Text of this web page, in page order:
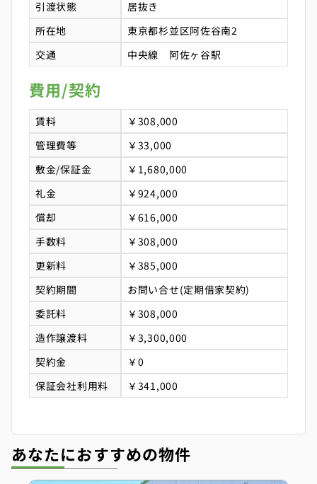
引渡状態
居抜き
所在地
東京都杉並区阿佐谷南2
交通
中央線 阿佐ヶ谷駅
費用/契約
賃料
￥308,000
管理費等
￥33,000
敷金/保証金
￥1,680,000
礼金
￥924,000
償却
￥616,000
手数料
￥308,000
更新料
￥385,000
契約期間
お問い合せ(定期借家契約)
委託料
￥308,000
造作譲渡料
￥3,300,000
契約金
￥0
保証会社利用料
￥341,000
あなたにおすすめの物件